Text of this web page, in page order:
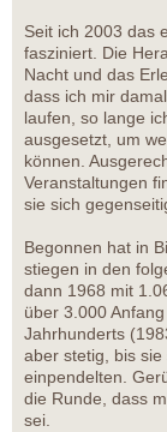
Seit ich 2003 das
fasziniert. Die
Nacht und das
dass ich mir
laufen, so lange
ausgesetzt, um
können.
Veranstaltungen
sie sich
Begonnen hat in
stiegen in den
dann 1968 mit
über 3.000
Jahrhunderts
aber stetig, bis
einpendelten.
die Runde, dass
sei.